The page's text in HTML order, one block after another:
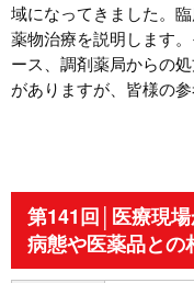
域になってきました。
薬物治療を説明します
ース、調剤薬局からの
がありますが、皆様の参
第141回│医療現
病態や医薬品との